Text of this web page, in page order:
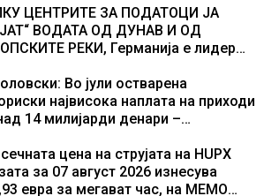
во бомбардирањето го
овој настан што го промени
на историјата
ЦЕНТРИТЕ ЗА ПОДАТОЦИ ЈА
ВОДАТА ОД ДУНАВ И ОД
РЕКИ, Германија е лидер
за податоци
Во јули остварена
највисока наплата на приходи
14 милијарди денари –
цена на струјата на HUPX
за 07 август 2026 изнесува
евра за мегават час, на МЕМО